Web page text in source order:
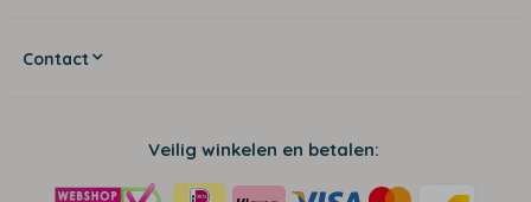
Contact
Veilig winkelen en betalen: